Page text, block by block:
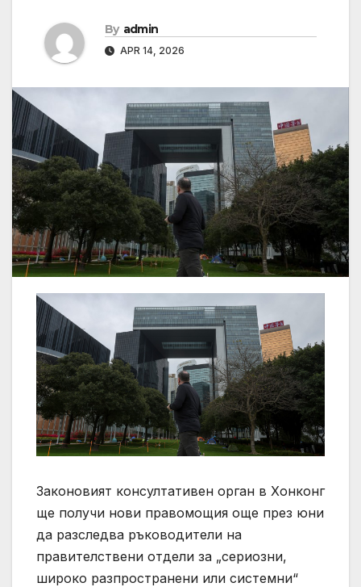
By admin
APR 14, 2026
Законовият консултативен орган в Хонконг
ще получи нови правомощия още през юни
да разследва ръководители на
правителствени отдели за „сериозни,
широко разпространени или системни“